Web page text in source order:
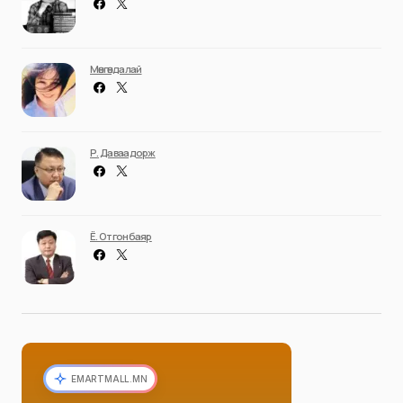
Мөнгөндалай
Р. Даваадорж
Ё. Отгонбаяр
EMARTMALL.MN